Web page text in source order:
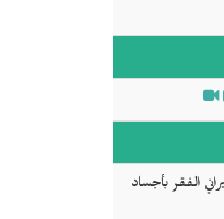
الفقر بأجساد